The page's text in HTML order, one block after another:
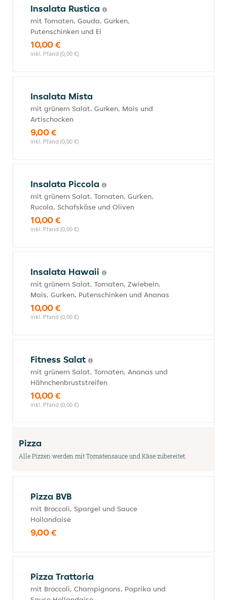
Insalata Rustica
mit Tomaten, Gouda, Gurken,
Putenschinken und Ei
10,00 €
inkl. Pfand (0,00 €)
Insalata Mista
mit grünem Salat, Gurken, Mais und
Artischocken
9,00 €
inkl. Pfand (0,00 €)
Insalata Piccola
mit grünem Salat, Tomaten, Gurken,
Rucola, Schafskäse und Oliven
10,00 €
inkl. Pfand (0,00 €)
Insalata Hawaii
mit grünem Salat, Tomaten, Zwiebeln,
Mais, Gurken, Putenschinken und Ananas
10,00 €
inkl. Pfand (0,00 €)
Fitness Salat
mit grünem Salat, Tomaten, Ananas und
Hähnchenbruststreifen
10,00 €
inkl. Pfand (0,00 €)
Pizza
Alle Pizzen werden mit Tomatensauce und Käse zubereitet.
Pizza BVB
mit Broccoli, Spargel und Sauce
Hollandaise
9,00 €
Pizza Trattoria
mit Broccoli, Champignons, Paprika und